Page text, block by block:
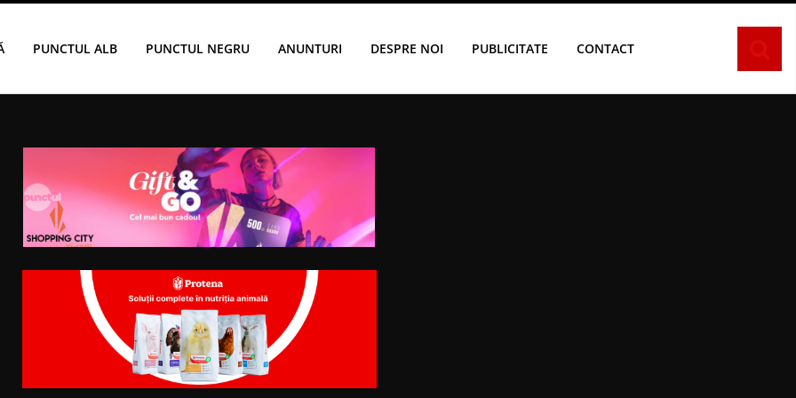
PUNCTUL ALB PUNCTUL NEGRU ANUNTURI DESPRE NOI PUBLICITATE CONTACT